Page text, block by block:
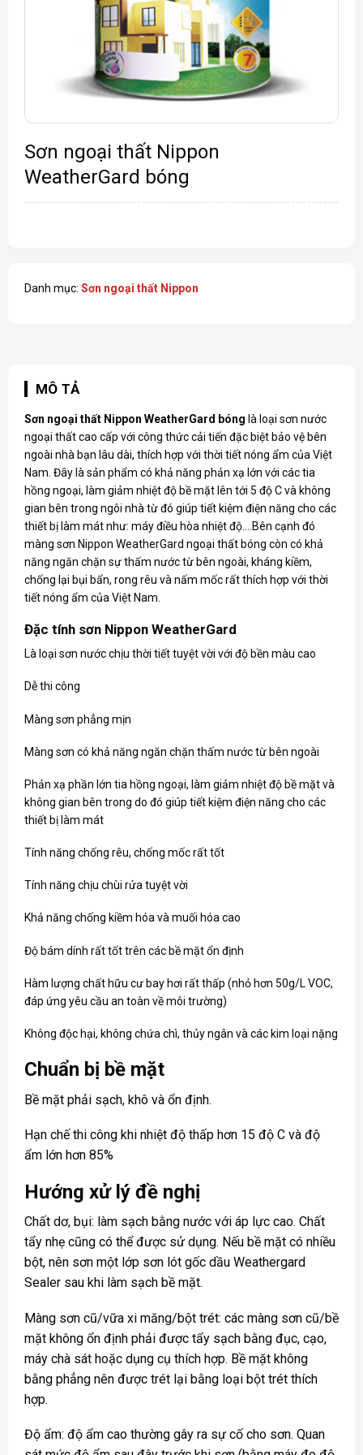
Sơn ngoại thất Nippon
WeatherGard bóng
Danh mục: Sơn ngoại thất Nippon
MÔ TẢ
Sơn ngoại thất Nippon WeatherGard bóng là loại sơn nước
ngoại thất cao cấp với công thức cải tiến đặc biệt bảo vệ bên
ngoài nhà bạn lâu dài, thích hợp với thời tiết nóng ẩm của Việt
Nam. Đây là sản phẩm có khả năng phản xạ lớn với các tia
hồng ngoại, làm giảm nhiệt độ bề mặt lên tới 5 độ C và không
gian bên trong ngôi nhà từ đó giúp tiết kiệm điện năng cho các
thiết bị làm mát như: máy điều hòa nhiệt độ….Bên cạnh đó
màng sơn Nippon WeatherGard ngoại thất bóng còn có khả
năng ngăn chặn sự thấm nước từ bên ngoài, kháng kiềm,
chống lại bụi bẩn, rong rêu và nấm mốc rất thích hợp với thời
tiết nóng ẩm của Việt Nam.
Đặc tính sơn Nippon WeatherGard
Là loại sơn nước chịu thời tiết tuyệt vời với độ bền màu cao
Dễ thi công
Màng sơn phẳng mịn
Màng sơn có khả năng ngăn chặn thấm nước từ bên ngoài
Phản xạ phần lớn tia hồng ngoại, làm giảm nhiệt độ bề mặt và
không gian bên trong do đó giúp tiết kiệm điện năng cho các
thiết bị làm mát
Tính năng chống rêu, chống mốc rất tốt
Tính năng chịu chùi rửa tuyệt vời
Khả năng chống kiềm hóa và muối hóa cao
Độ bám dính rất tốt trên các bề mặt ổn định
Hàm lượng chất hữu cư bay hơi rất thấp (nhỏ hơn 50g/L VOC,
đáp ứng yêu cầu an toàn về môi trường)
Không độc hại, không chứa chì, thủy ngân và các kim loại nặng
Chuẩn bị bề mặt
Bề mặt phải sạch, khô và ổn định.
Hạn chế thi công khi nhiệt độ thấp hơn 15 độ C và độ
ẩm lớn hơn 85%
Hướng xử lý đề nghị
Chất dơ, bụi: làm sạch bằng nước với áp lực cao. Chất
tẩy nhẹ cũng có thể được sử dụng. Nếu bề mặt có nhiều
bột, nên sơn một lớp sơn lót gốc dầu Weathergard
Sealer sau khi làm sạch bề mặt.
Màng sơn cũ/vữa xi măng/bột trét: các màng sơn cũ/bề
mặt không ổn định phải được tẩy sạch bằng đục, cạo,
máy chà sát hoặc dụng cụ thích hợp. Bề mặt không
bằng phẳng nên được trét lại bằng loại bột trét thích
hợp.
Độ ẩm: độ ẩm cao thường gây ra sự cố cho sơn. Quan